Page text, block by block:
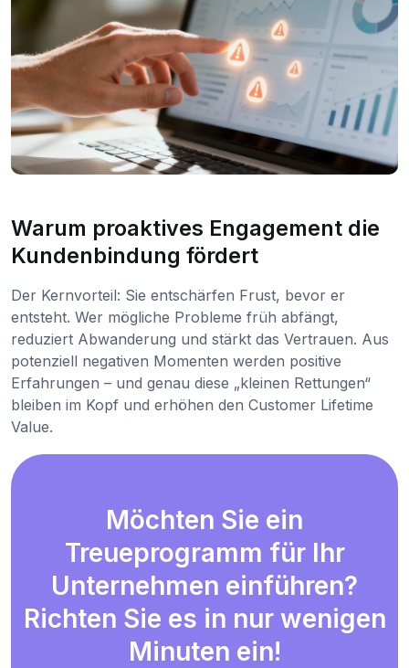
Warum proaktives Engagement die
Kundenbindung fördert
Der Kernvorteil: Sie entschärfen Frust, bevor er
entsteht. Wer mögliche Probleme früh abfängt,
reduziert Abwanderung und stärkt das Vertrauen. Aus
potenziell negativen Momenten werden positive
Erfahrungen – und genau diese „kleinen Rettungen“
bleiben im Kopf und erhöhen den Customer Lifetime
Value.
Möchten Sie ein
Treueprogramm für Ihr
Unternehmen einführen?
Richten Sie es in nur wenigen
Minuten ein!